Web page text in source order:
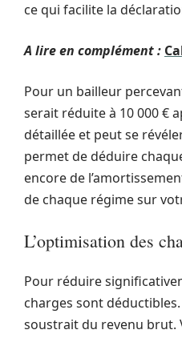
ce qui facilite la
A lire en complément :
Pour un bailleur
serait réduite à 10 000 €
détaillée et peut se
permet de déduire
encore de
de chaque régime sur
L’optimisation des
Pour réduire
charges sont
soustrait du revenu brut.